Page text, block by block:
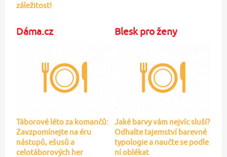
záležitost!
Dáma.cz
Táborové léto za komančů:
Zavzpomínejte na éru
nástupů, ešusů a
celotáborových her
Blesk pro ženy
Jaké barvy vám nejvíc sluší?
Odhalte tajemství barevné
typologie a naučte se podle
ní oblékat